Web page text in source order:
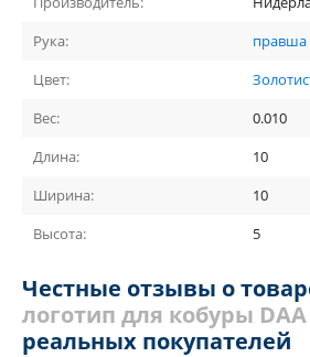
Рука:
Цвет:
Вес:
0.010
Длина:
10
Ширина:
10
Высота:
5
Честные отзывы о
логотип для кобуры DAA
реальных покупателей